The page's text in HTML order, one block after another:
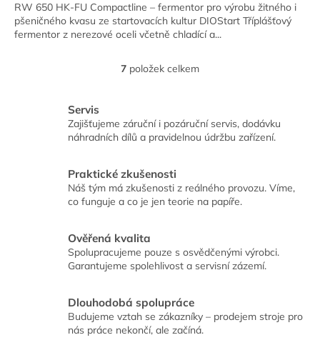
RW 650 HK-FU Compactline – fermentor pro výrobu žitného i
pšeničného kvasu ze startovacích kultur DIOStart Tříplášťový
fermentor z nerezové oceli včetně chladící a...
O
d
a
í
p
r
v
v
ý
s
u
7 položek celkem
Servis
Zajišťujeme záruční i pozáruční servis, dodávku
náhradních dílů a pravidelnou údržbu zařízení.
Praktické zkušenosti
Náš tým má zkušenosti z reálného provozu. Víme,
co funguje a co je jen teorie na papíře.
Ověřená kvalita
Spolupracujeme pouze s osvědčenými výrobci.
Garantujeme spolehlivost a servisní zázemí.
Dlouhodobá spolupráce
Budujeme vztah se zákazníky – prodejem stroje pro
nás práce nekončí, ale začíná.